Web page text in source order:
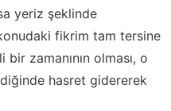
yeriz şeklinde
fikrim tam tersine
zamanının olması, o
hasret gidererek